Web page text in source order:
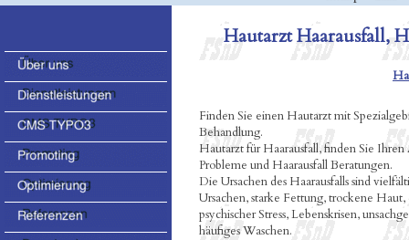
Hautarzt Haarausfall,
Finden Sie einen Hautarzt mit
Behandlung.
Hautarzt für Haarausfall, finden Sie
Probleme und Haarausfall Beratungen.
Die Ursachen des Haarausfalls sind
Ursachen, starke Fettung, trockene
psychischer Stress, Lebenskrisen,
häufiges Waschen.